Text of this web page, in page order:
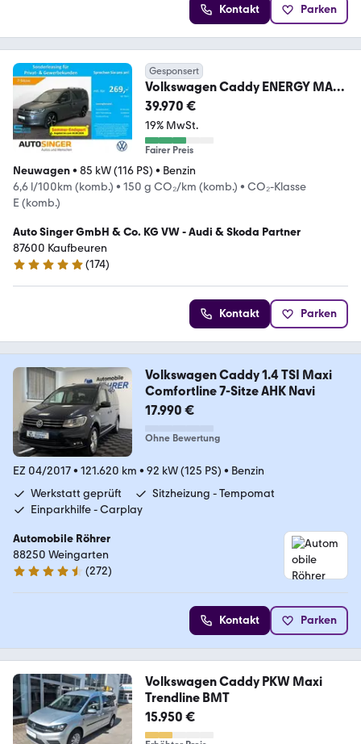
Kontakt Parken
Gesponsert
Volkswagen Caddy ENERGY MAXI
TSI DSG AHK*CAM*LED*WSS-HZ
39.970 €
19% MwSt.
Fairer Preis
Neuwagen• 85 kW (116 PS) • Benzin
6,6 l/100km (komb.) • 150 g CO₂/km (komb.) • CO₂-Klasse
E (komb.)
Auto Singer GmbH & Co. KG VW - Audi & Skoda Partner
87600 Kaufbeuren
4.8 Sterne
(174)
Kontakt Parken
Volkswagen Caddy 1.4 TSI Maxi
Comfortline 7-Sitze AHK Navi
17.990 €
Ohne Bewertung
EZ 04/2017• 121.620 km • 92 kW (125 PS) • Benzin
Werkstatt geprüft
Sitzheizung - Tempomat
Einparkhilfe - Carplay
Automobile Röhrer
88250 Weingarten
4.6 Sterne
(272)
Kontakt Parken
Volkswagen Caddy PKW Maxi
Trendline BMT
15.950 €